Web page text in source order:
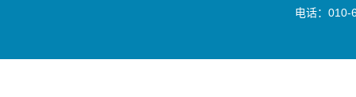
电话：